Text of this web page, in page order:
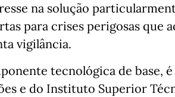
na solução
para crises perigosas que
vigilância.
tecnológica de base,
e do Instituto Superior